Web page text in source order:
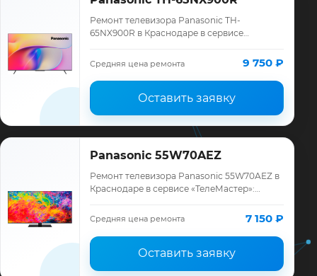
Ремонт телевизора Panasonic TH-
65NX900R в Краснодаре в сервисе
Panasonic, смета до ремонта, запчасти и
гарантия до 12 мес…
Средняя цена ремонта 9 750 ₽
Оставить заявку
Panasonic 55W70AEZ
Ремонт телевизора Panasonic 55W70AEZ в
Краснодаре в сервисе «ТелеМастер»:
ремонта, запчасти и гарантия до 12
Средняя цена ремонта 7 150 ₽
Оставить заявку